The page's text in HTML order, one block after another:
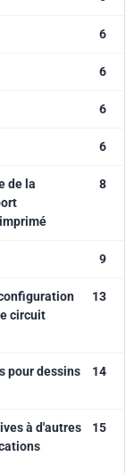
6
6
6
6
de la
8
9
circuit
13
pour dessins
14
à d'autres
15